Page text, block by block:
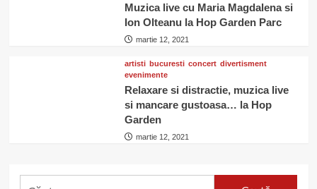
Muzica live cu Maria Magdalena si
Ion Olteanu la Hop Garden Parc
martie 12, 2021
artisti bucuresti concert divertisment
evenimente
Relaxare si distractie, muzica live
si mancare gustoasa… la Hop
Garden
martie 12, 2021
Caută